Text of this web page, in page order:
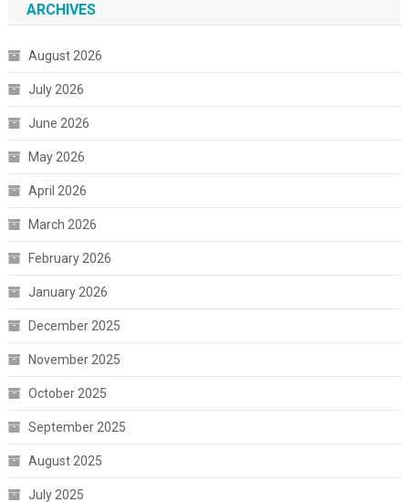
ARCHIVES
August 2026
July 2026
June 2026
May 2026
April 2026
March 2026
February 2026
January 2026
December 2025
November 2025
October 2025
September 2025
August 2025
July 2025